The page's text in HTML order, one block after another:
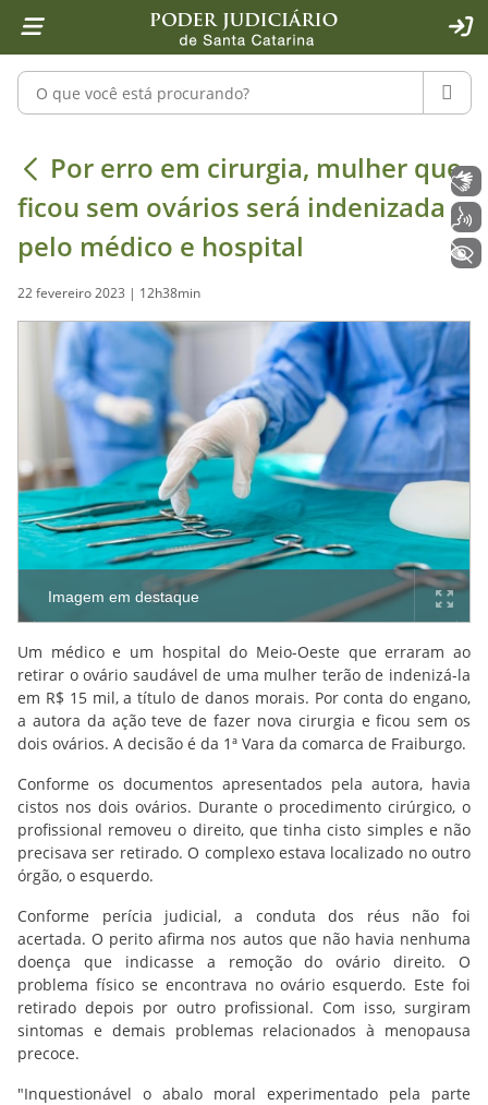
1 Ir para o conteúdo
2 Ir para a ferramenta de acessibilidade - Rybená
4 Ir para o menu principal
5 Ir para a pesquisa
6 Ir para o rodapé
7 Ir para a página inicial
Pesquisar no portal
Por erro em cirurgia, mulher que
Por erro em cirurgia, mulher que
ficou sem ovários será indenizada
pelo médico e hospital
22 fevereiro 2023 | 12h38min
Imagem em destaque
Um médico e um hospital do Meio-Oeste que erraram ao
retirar o ovário saudável de uma mulher terão de indenizá-la
em R$ 15 mil, a título de danos morais. Por conta do engano,
a autora da ação teve de fazer nova cirurgia e ficou sem os
dois ovários. A decisão é da 1ª Vara da comarca de Fraiburgo.
Conforme os documentos apresentados pela autora, havia
cistos nos dois ovários. Durante o procedimento cirúrgico, o
profissional removeu o direito, que tinha cisto simples e não
precisava ser retirado. O complexo estava localizado no outro
órgão, o esquerdo.
Conforme perícia judicial, a conduta dos réus não foi
acertada. O perito afirma nos autos que não havia nenhuma
doença que indicasse a remoção do ovário direito. O
problema físico se encontrava no ovário esquerdo. Este foi
retirado depois por outro profissional. Com isso, surgiram
sintomas e demais problemas relacionados à menopausa
precoce.
"Inquestionável o abalo moral experimentado pela parte
Libras
Voz
+ Acessibilidade